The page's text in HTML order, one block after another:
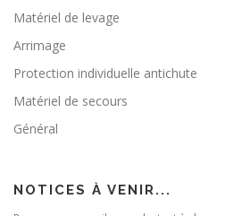
Matériel de levage
Arrimage
Protection individuelle antichute
Matériel de secours
Général
NOTICES À VENIR...